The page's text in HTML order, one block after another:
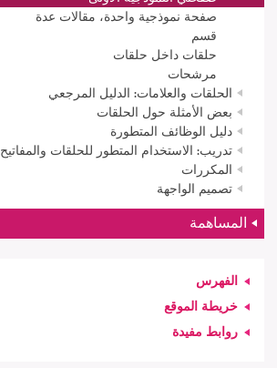
صفحة نموذجية واحدة، مقالات عدة
قسم
حلقات داخل حلقات
مرشحات
الحلقات والعلامات: الدليل المرجعي
بعض الأمثلة حول الحلقات
دليل الوظائف المتطورة
تدريب: الاستخدام المتطور للحلقات والمفاتيح
المكررات
تصميم الواجهة
المساهمة
الفهرس
خريطة الموقع
روابط مفيدة